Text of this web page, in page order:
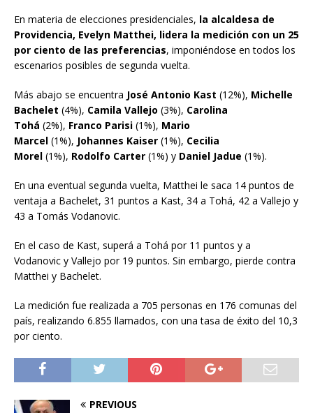
En materia de elecciones presidenciales, la alcaldesa de
Providencia, Evelyn Matthei, lidera la medición con un 25
por ciento de las preferencias, imponiéndose en todos los
escenarios posibles de segunda vuelta.
Más abajo se encuentra José Antonio Kast (12%), Michelle
Bachelet (4%), Camila Vallejo (3%), Carolina
Tohá (2%), Franco Parisi (1%), Mario
Marcel (1%), Johannes Kaiser (1%), Cecilia
Morel (1%), Rodolfo Carter (1%) y Daniel Jadue (1%).
En una eventual segunda vuelta, Matthei le saca 14 puntos de
ventaja a Bachelet, 31 puntos a Kast, 34 a Tohá, 42 a Vallejo y
43 a Tomás Vodanovic.
En el caso de Kast, superá a Tohá por 11 puntos y a
Vodanovic y Vallejo por 19 puntos. Sin embargo, pierde contra
Matthei y Bachelet.
La medición fue realizada a 705 personas en 176 comunas del
país, realizando 6.855 llamados, con una tasa de éxito del 10,3
por ciento.
PREVIOUS